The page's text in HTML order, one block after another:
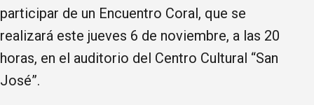
participar de un Encuentro Coral, que se
realizará este jueves 6 de noviembre, a las 20
horas, en el auditorio del Centro Cultural “San
José”.